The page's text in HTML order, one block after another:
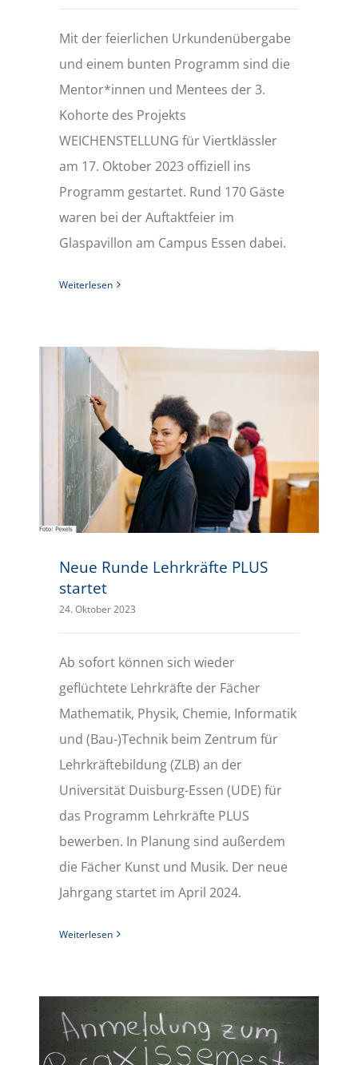
Mit der feierlichen Urkundenübergabe
und einem bunten Programm sind die
Mentor*innen und Mentees der 3.
Kohorte des Projekts
WEICHENSTELLUNG für Viertklässler
am 17. Oktober 2023 offiziell ins
Programm gestartet. Rund 170 Gäste
waren bei der Auftaktfeier im
Glaspavillon am Campus Essen dabei.
Weiterlesen
Neue Runde Lehrkräfte PLUS
startet
24. Oktober 2023
Ab sofort können sich wieder
geflüchtete Lehrkräfte der Fächer
Mathematik, Physik, Chemie, Informatik
und (Bau-)Technik beim Zentrum für
Lehrkräftebildung (ZLB) an der
Universität Duisburg-Essen (UDE) für
das Programm Lehrkräfte PLUS
bewerben. In Planung sind außerdem
die Fächer Kunst und Musik. Der neue
Jahrgang startet im April 2024.
Weiterlesen